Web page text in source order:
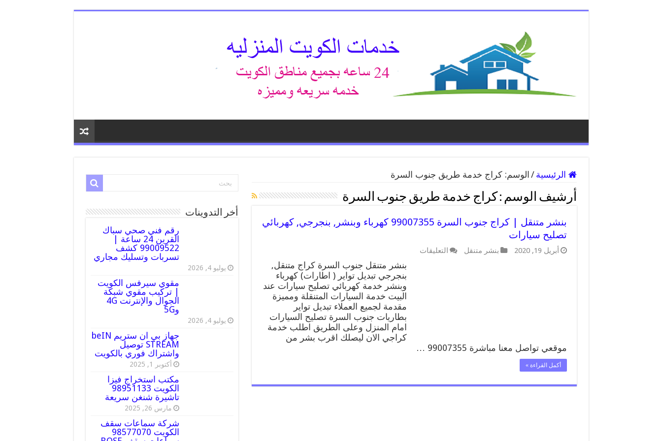
الرئيسية / الوسم:كراج خدمة طريق جنوب السرة
أرشيف الوسم : كراج خدمة طريق جنوب السرة
بنشر متنقل | كراج جنوب السرة 99007355 كهرباء وبنشر, بنجرجي, كهربائي
تصليح سيارات
أبريل 19, 2020 بنشر متنقل التعليقات
متنقل
كراج
جنوب
السرة
99007355
كهرباء
وبنشر,
بنجرجي,
بنشر متنقل جنوب السرة كراج متنقل,
بنجرجي تبديل تواير ( اطارات) كهرباء
وبنشر خدمة كهربائي تصليح سيارات عند
البيت خدمة السيارات المتنقلة ومميزة
مقدمة لجميع العملاء تبديل تواير
بطاريات جنوب السرة تصليح السيارات
امام المنزل وعلى الطريق اطلب خدمة
كراجي الان ليصلك اقرب بشر من
موقعي تواصل معنا مباشرة 99007355 …
أكمل القراءة »
أخر التدوينات
رقم فني صحي سباك
القرين 24 ساعة |
99009522 كشف
تسربات وتسليك مجاري
يوليو 4, 2026
مقوي سيرفس الكويت
| تركيب مقوي شبكة
الجوال والإنترنت 4G
و5G
يوليو 4, 2026
جهاز بي ان ستريم beIN
STREAM توصيل
واشتراك فوري بالكويت
أكتوبر 1, 2025
مكتب استخراج فيزا
الكويت 98951133
تاشيرة شنغن سريعة
مارس 26, 2025
شركة سماعات سقف
الكويت 98577070